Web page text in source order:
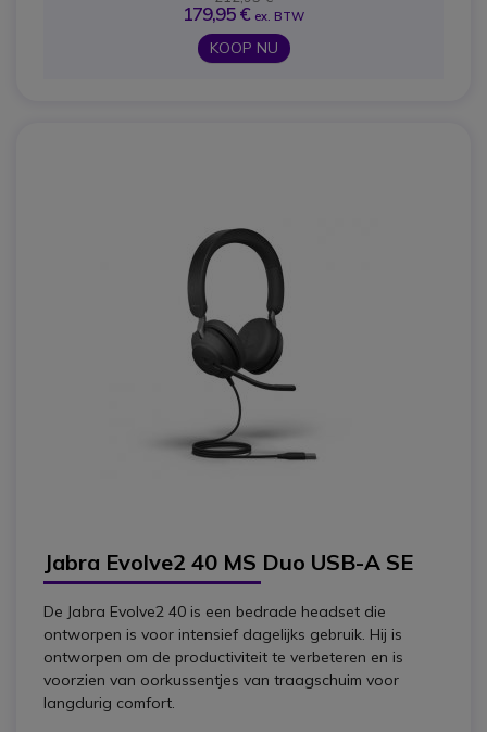
179,95 € ex. BTW
KOOP NU
Jabra Evolve2 40 MS Duo USB-A SE
De Jabra Evolve2 40 is een bedrade headset die
ontworpen is voor intensief dagelijks gebruik. Hij is
ontworpen om de productiviteit te verbeteren en is
voorzien van oorkussentjes van traagschuim voor
langdurig comfort.